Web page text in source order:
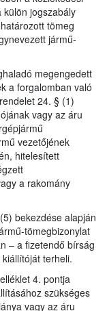
külön jogszabály
tömeg
jármű-
megengedett
a forgalomban való
24. § (1)
vagy az áru
vezetőjének
hitelesített
a rakomány
bekezdése alapján
tömegbizonylat
– a fizetendő bírság
terheli.
4. pontja
szükséges
vagy az áru